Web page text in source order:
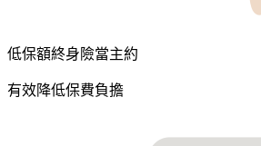
低保額終身險當主約
有效降低保費負擔